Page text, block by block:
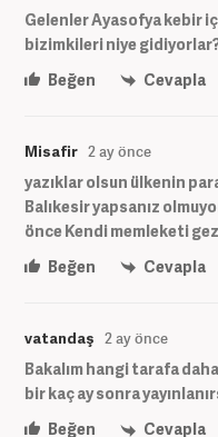
Gelenler Ayasofya kebir
bizimkileri niye
Beğen
Cevapla
Misafir 2 ay önce
yazıklar olsun ülkenin
Balıkesir yapsanız
önce Kendi memleketi
Beğen
Cevapla
vatandaş 2 ay önce
Bakalım hangi tarafa
bir kaç ay sonra
Beğen
Cevapla